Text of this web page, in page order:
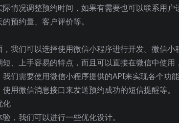
情况调整预约时间，如果有需要也可以联系用
预约量、客户评价等。
我们可以选择使用微信小程序进行开发。微信
、上手容易的特点，而且可以直接在微信中使用
们需要使用微信小程序提供的API来实现各个功
用微信消息接口来发送预约成功的短信提醒等。
化
，我们可以进行一些优化设计。